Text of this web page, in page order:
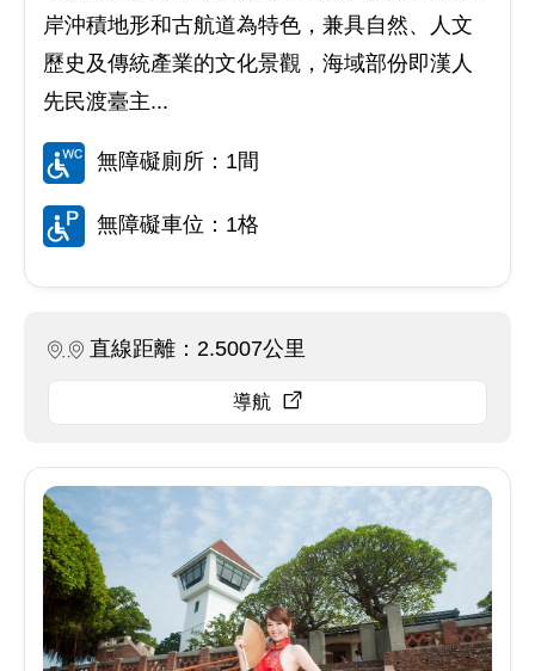
岸沖積地形和古航道為特色，兼具自然、人文
歷史及傳統產業的文化景觀，海域部份即漢人
先民渡臺主...
無障礙廁所：1間
無障礙車位：1格
直線距離：2.5007公里
導航